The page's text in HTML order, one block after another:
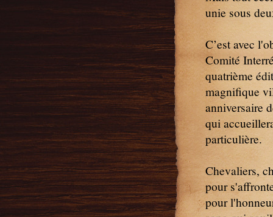
unie sous
C’est avec
Comité
quatrième
magnifique
anniversaire
qui
particulière.
Chevaliers,
pour
pour